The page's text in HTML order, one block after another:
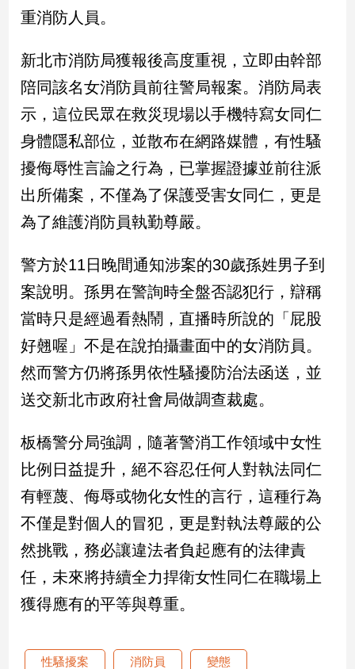
毒
區
南
台
觀
點
南
灣
觀
點
娛
樂
星
聞
流
行/
時
追
星
重消防人員。
新北市消防局獲報後高度重視，立即由幹部
陪同該名女消防員前往警局報案。消防局表
示，這位民眾在救災現場以手機特寫女同仁
身體隱私部位，並散布在網路媒體，有性騷
擾侮辱性言論之行為，已掌握證據並前往派
出所備案，不僅為了保護受害女同仁，更是
為了維護消防員執勤尊嚴。
警方於11日晚間通知涉案的30歲孫姓男子到
案說明。孫男在警詢時全盤否認犯行，辯稱
當時只是經過看熱鬧，直播時所說的「屁股
好翹喔」不是在說拍攝畫面中的女消防員。
然而警方仍將孫男依性騷擾防治法函送，並
送交新北市政府社會局做調查裁處。
板橋警分局強調，隨著警消工作領域中女性
比例日益提升，絕不容忍任何人對執法同仁
有輕蔑、侮辱或物化女性的言行，這種行為
不僅是對個人的冒犯，更是對執法尊嚴的公
然挑戰，務必讓違法者負起應有的法律責
任，未來將持續全力捍衛女性同仁在職場上
獲得應有的平等與尊重。
性騷擾案 消防員 變態